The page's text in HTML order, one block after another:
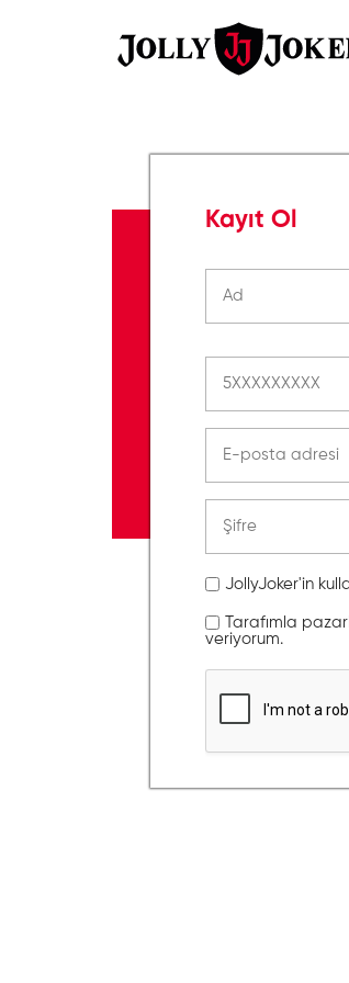
Kayıt Ol
JollyJoker'in
Tarafımla
veriyorum.